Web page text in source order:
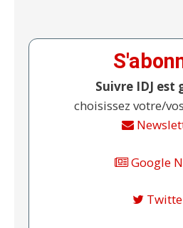
Suivre IDJ
choisissez votre/
Google